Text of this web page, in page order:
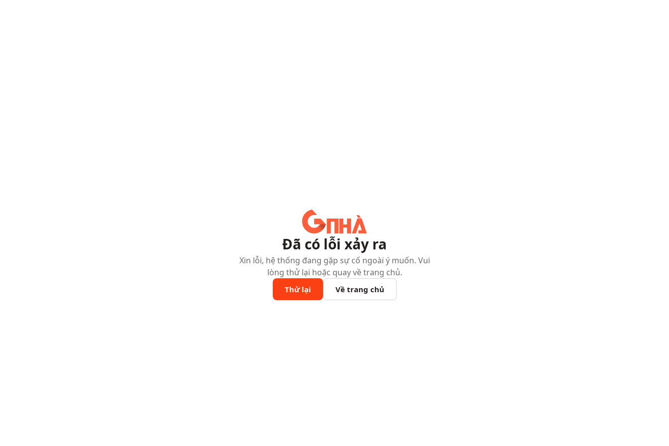
Đã có lỗi xảy ra
Xin lỗi, hệ thống đang gặp sự cố ngoài ý muốn. Vui
lòng thử lại hoặc quay về trang chủ.
Thử lại Về trang chủ